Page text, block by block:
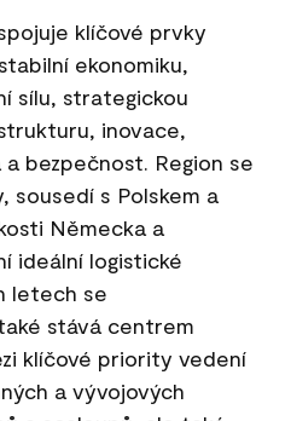
klíčové prvky
ekonomiku,
sílu, strategickou
inovace,
bezpečnost. Region se
sousedí s Polskem a
Německa a
ideální logistické
letech se
stává centrem
klíčové priority vedení
a vývojových